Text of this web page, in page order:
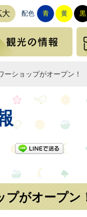
大 配色 青 黄 黒
報 観
ーショップがオープン！
LINE
プがオープン